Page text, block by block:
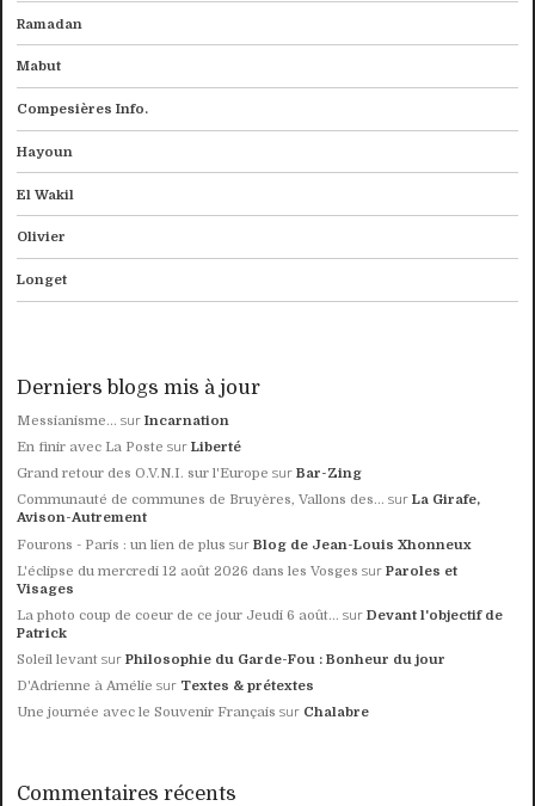
Ramadan
Mabut
Compesières Info.
Hayoun
El Wakil
Olivier
Longet
Derniers blogs mis à jour
Messianisme... surIncarnation
En finir avec La Poste surLiberté
Grand retour des O.V.N.I. sur l'Europe surBar-Zing
Communauté de communes de Bruyères, Vallons des... surLa Girafe,
Avison-Autrement
Fourons - Paris : un lien de plus surBlog de Jean-Louis Xhonneux
L'éclipse du mercredi 12 août 2026 dans les Vosges surParoles et
Visages
La photo coup de coeur de ce jour Jeudi 6 août... surDevant l'objectif de
Patrick
Soleil levant surPhilosophie du Garde-Fou : Bonheur du jour
D'Adrienne à Amélie sur Textes & prétextes
Une journée avec le Souvenir Français sur Chalabre
Commentaires récents